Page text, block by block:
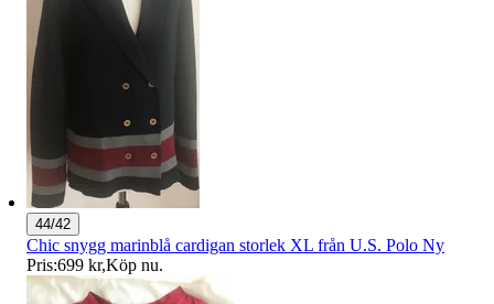
44/42
Chic snygg marinblå cardigan storlek XL från U.S. Polo Ny
Pris:699 kr,Köp nu.